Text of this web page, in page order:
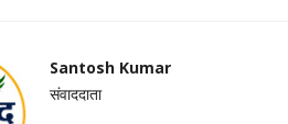
Santosh Kumar
संवाददाता